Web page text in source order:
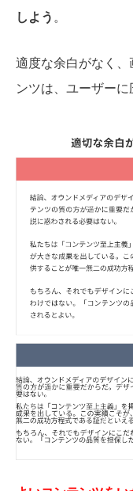
しよう 。
適度な余白がなく
ンツは、ユーザーに